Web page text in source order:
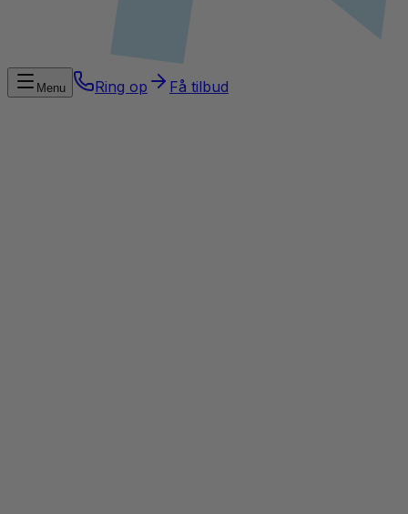
Menu Ring op Få tilbud